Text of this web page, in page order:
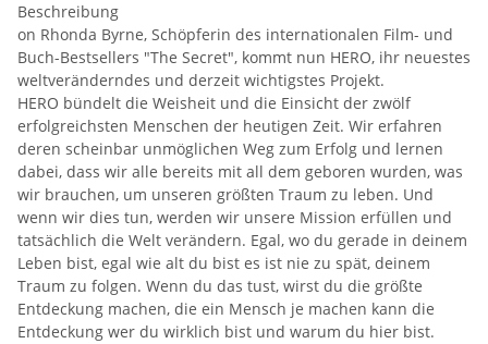
Beschreibung
on Rhonda Byrne, Schöpferin des internationalen Film- und
Buch-Bestsellers "The Secret", kommt nun HERO, ihr neuestes
weltveränderndes und derzeit wichtigstes Projekt.
HERO bündelt die Weisheit und die Einsicht der zwölf
erfolgreichsten Menschen der heutigen Zeit. Wir erfahren
deren scheinbar unmöglichen Weg zum Erfolg und lernen
dabei, dass wir alle bereits mit all dem geboren wurden, was
wir brauchen, um unseren größten Traum zu leben. Und
wenn wir dies tun, werden wir unsere Mission erfüllen und
tatsächlich die Welt verändern. Egal, wo du gerade in deinem
Leben bist, egal wie alt du bist es ist nie zu spät, deinem
Traum zu folgen. Wenn du das tust, wirst du die größte
Entdeckung machen, die ein Mensch je machen kann die
Entdeckung wer du wirklich bist und warum du hier bist.